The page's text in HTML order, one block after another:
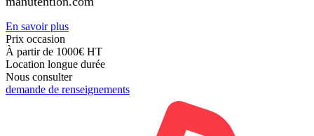
En savoir plus
Prix occasion
À partir de 1000€ HT
Location longue durée
Nous consulter
demande de renseignements